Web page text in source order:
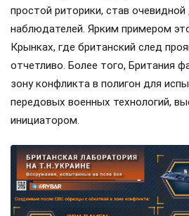
простой риторики, став очевидной
наблюдателей. Ярким примером
Крынках, где британский след
отчетливо. Более того, Британия
зону конфликта в полигон для
передовых военных технологий,
инициатором.